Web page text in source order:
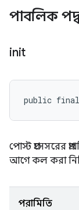
পাবলিক
init
public
পোস্ট প্রসেসরের
আগে কল করা
পরামিতি